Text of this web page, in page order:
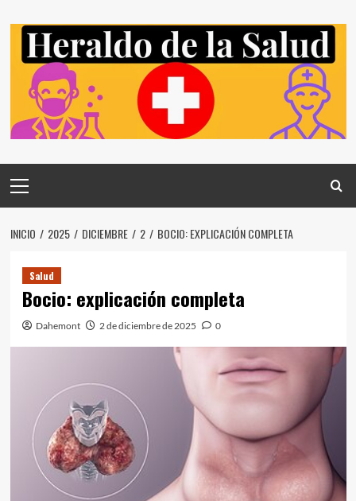
contenido
principal
INICIO 2025 DICIEMBRE 2 BOCIO: EXPLICACIÓN COMPLETA
Salud
Bocio: explicación completa
Dahemont 2 de diciembre de 2025 0